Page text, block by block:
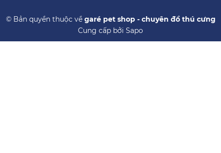
© Bản quyền thuộc về garé pet shop - chuyên đồ thú cưng
Cung cấp bởi Sapo